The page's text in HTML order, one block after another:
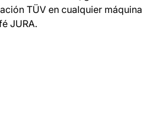
TÜV en cualquier máquina
JURA.